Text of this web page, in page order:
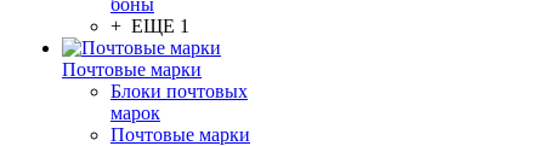
боны
+ ЕЩЕ 1
Почтовые марки
Блоки почтовых
марок
Почтовые марки